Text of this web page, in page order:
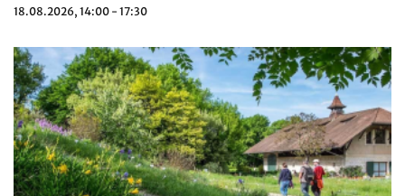
18.08.2026, 14:00 - 17:30